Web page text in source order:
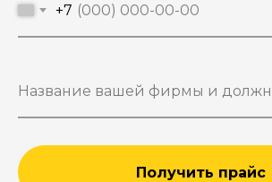
+7
Получить прайс